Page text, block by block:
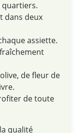
quartiers.
dans deux
assiette.
de fleur de
de toute
qualité